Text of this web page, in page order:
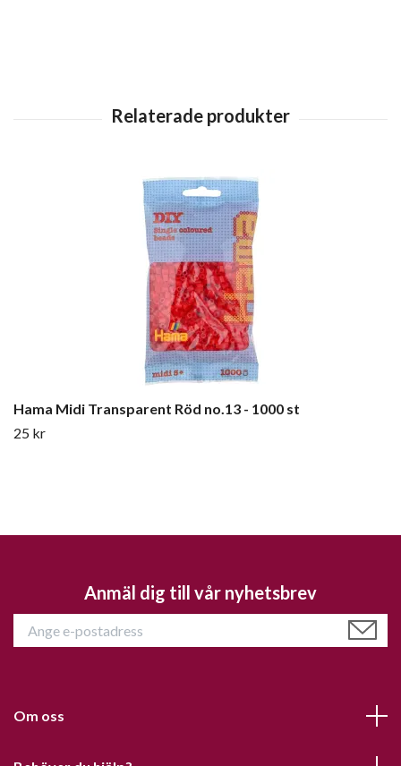
Hama Midi Transparent Röd no.13 - 1000 st
25 kr
Anmäl dig till vår nyhetsbrev
Om oss